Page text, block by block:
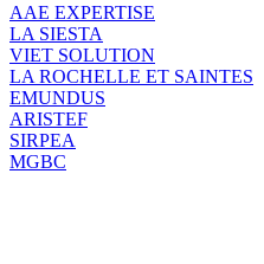
AAE EXPERTISE
LA SIESTA
VIET SOLUTION
LA ROCHELLE ET SAINTES
EMUNDUS
ARISTEF
SIRPEA
MGBC